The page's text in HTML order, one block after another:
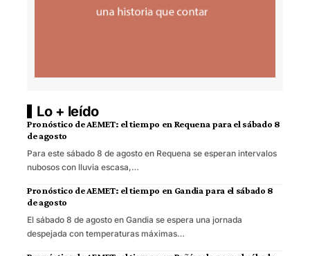
Lo + leído
Pronóstico de AEMET: el tiempo en Requena para el sábado 8
de agosto
Para este sábado 8 de agosto en Requena se esperan intervalos
nubosos con lluvia escasa,…
Pronóstico de AEMET: el tiempo en Gandia para el sábado 8
de agosto
El sábado 8 de agosto en Gandia se espera una jornada
despejada con temperaturas máximas…